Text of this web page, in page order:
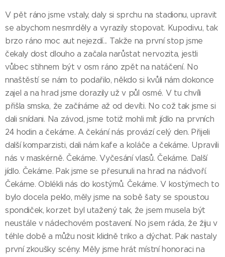
V pět ráno jsme vstaly, daly si sprchu na stadionu, upravit
se abychom nesmrděly a vyrazily stopovat. Kupodivu, tak
brzo ráno moc aut nejezdí... Takže na první stop jsme
čekaly dost dlouho a začala narůstat nervozita, jestli
vůbec stihnem být v osm ráno zpět na natáčení. No
nnaštěstí se nám to podařilo, někdo si kvůli nám dokonce
zajel a na hrad jsme dorazily už v půl osmé. V tu chvíli
přišla smska, že začínáme až od devíti. No což tak jsme si
dali snídani. Na závod, jsme totiž mohli mít jídlo na prvních
24 hodin a čekáme. A čekání nás provází celý den. Přijeli
další komparzisti, dali nám kafe a koláče a čekáme. Upravili
nás v maskérně. Čekáme. Vyčesání vlasů. Čekáme. Další
jídlo. Čekáme. Pak jsme se přesunuli na hrad na nádvoří.
Čekáme. Oblékli nás do kostýmů. Čekáme. V kostýmech to
bylo docela peklo, měly jsme na sobě šaty se spoustou
spondiček, korzet byl utažený tak, že jsem musela být
neustále v nádechovém postavení. No jsem ráda, že žiju v
téhle době a můžu nosit klidně triko a dýchat. Pak nastaly
první zkoušky scény. Měly jsme hrát místní honoraci na